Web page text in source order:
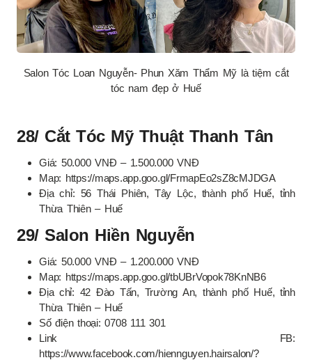
Salon Tóc Loan Nguyễn- Phun Xăm Thẩm Mỹ là tiệm cắt
tóc nam đẹp ở Huế
28/ Cắt Tóc Mỹ Thuật Thanh Tân
Giá: 50.000 VNĐ – 1.500.000 VNĐ
Map: https://maps.app.goo.gl/FrmapEo2sZ8cMJDGA
Địa chỉ: 56 Thái Phiên, Tây Lộc, thành phố Huế, tỉnh
Thừa Thiên – Huế
29/ Salon Hiền Nguyễn
Giá: 50.000 VNĐ – 1.200.000 VNĐ
Map: https://maps.app.goo.gl/tbUBrVopok78KnNB6
Địa chỉ: 42 Đào Tấn, Trường An, thành phố Huế, tỉnh
Thừa Thiên – Huế
Số điện thoại: 0708 111 301
Link FB:
https://www.facebook.com/hiennguyen.hairsalon/?